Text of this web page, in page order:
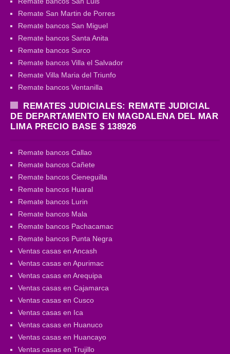
Remate San Martin de Porres
Remate bancos San Miguel
Remate bancos Santa Anita
Remate bancos Surco
Remate bancos Villa el Salvador
Remate Villa Maria del Triunfo
Remate bancos Ventanilla
REMATES JUDICIALES: REMATE JUDICIAL
DE DEPARTAMENTO EN MAGDALENA DEL MAR
LIMA PRECIO BASE $ 138926
Remate bancos Callao
Remate bancos Cañete
Remate bancos Cieneguilla
Remate bancos Huaral
Remate bancos Lurin
Remate bancos Mala
Remate bancos Pachacamac
Remate bancos Punta Negra
Ventas casas en Ancash
Ventas casas en Apurimac
Ventas casas en Arequipa
Ventas casas en Cajamarca
Ventas casas en Cusco
Ventas casas en Ica
Ventas casas en Huanuco
Ventas casas en Huancayo
Ventas casas en Trujillo